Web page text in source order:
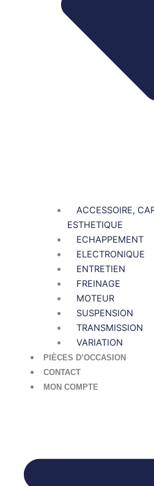
ACCESSOIRE,
ESTHETIQUE
ECHAPPEMENT
ELECTRONIQUE
ENTRETIEN
FREINAGE
MOTEUR
SUSPENSION
TRANSMISSION
VARIATION
PIÈCES D’OCCASION
CONTACT
MON COMPTE